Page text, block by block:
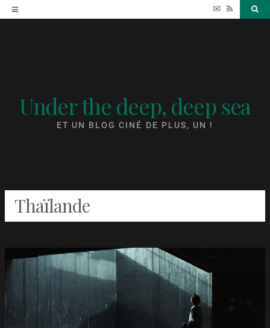
Accéder
au
✉ RSS
Under the deep, deep sea
ET UN BLOG CINÉ DE PLUS, UN !
Thaïlande